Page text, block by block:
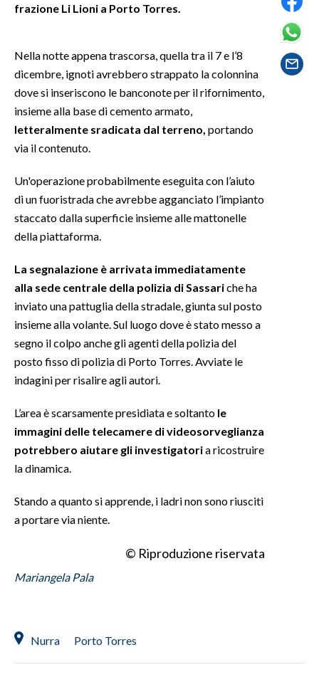
SALUTE
SARDI NEL MONDO
EVENTI
ABBONATI
ANNUNCI
NECROLOGI
PUBBLICITÀ
SPIAGGE
frazione Li Lioni a Porto Torres.
Nella notte appena trascorsa, quella tra il 7 e l’8
dicembre, ignoti avrebbero strappato la colonnina
dove si inseriscono le banconote per il rifornimento,
insieme alla base di cemento armato,
letteralmente sradicata dal terreno, portando
via il contenuto.
Un'operazione probabilmente eseguita con l’aiuto
di un fuoristrada che avrebbe agganciato l’impianto
staccato dalla superficie insieme alle mattonelle
della piattaforma.
La segnalazione è arrivata immediatamente
alla sede centrale della polizia di Sassariche ha
inviato una pattuglia della stradale, giunta sul posto
insieme alla volante. Sul luogo dove è stato messo a
segno il colpo anche gli agenti della polizia del
posto fisso di polizia di Porto Torres. Avviate le
indagini per risalire agli autori.
L’area è scarsamente presidiata e soltanto le
immagini delle telecamere di videosorveglianza
potrebbero aiutare gli investigatoria ricostruire
la dinamica.
Stando a quanto si apprende, i ladri non sono riusciti
a portare via niente.
© Riproduzione riservata
Mariangela Pala
Nurra Porto Torres